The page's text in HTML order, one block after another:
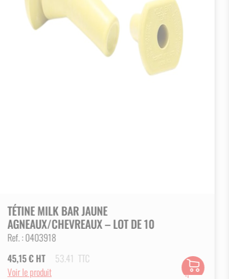
introduisez délicatement le tube souple dans la
dépassés, vérifiez que l’embout est correctement
vous que la tête de l’animal reste alignée pour éviter
TÉTINE MILK BAR JAUNE
AGNEAUX/CHEVREAUX – LOT DE 10
Ref. :0403918
45,15€HT 53.41TTC
Voir le produit
Ajouter